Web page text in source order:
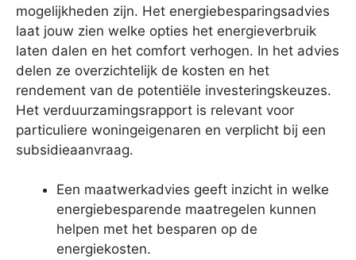
mogelijkheden zijn. Het energiebesparingsadvies
laat jouw zien welke opties het energieverbruik
laten dalen en het comfort verhogen. In het advies
delen ze overzichtelijk de kosten en het
rendement van de potentiële investeringskeuzes.
Het verduurzamingsrapport is relevant voor
particuliere woningeigenaren en verplicht bij een
subsidieaanvraag.
Een maatwerkadvies geeft inzicht in welke
energiebesparende maatregelen kunnen
helpen met het besparen op de
energiekosten.